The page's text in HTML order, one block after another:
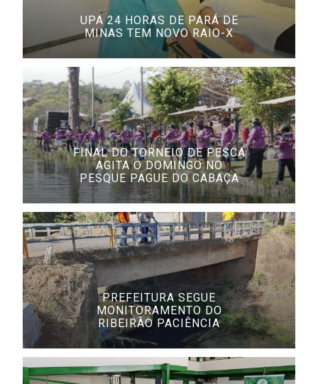
UPA 24 HORAS DE PARÁ DE
MINAS TEM NOVO RAIO-X
FINAL DO TORNEIO DE PESCA
AGITA O DOMINGO NO
PESQUE PAGUE DO CABAÇA
PREFEITURA SEGUE
MONITORAMENTO DO
RIBEIRÃO PACIÊNCIA